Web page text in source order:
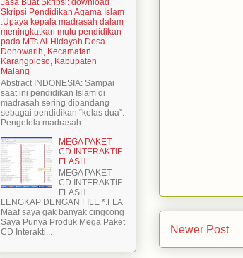
Newer Post
Jasa Buat Skripsi: download
Skripsi Pendidikan Agama Islam
:Upaya kepala madrasah dalam
meningkatkan mutu pendidikan
pada MTs Al-Hidayah Desa
Donowarih, Kecamatan
Karangploso, Kabupaten
Malang
Abstract INDONESIA: Sampai
saat ini pendidikan Islam di
madrasah sering dipandang
sebagai pendidikan “kelas dua”.
Pengelola madrasah ...
MEGA PAKET
CD INTERAKTIF
FLASH
MEGA PAKET
CD INTERAKTIF
FLASH
LENGKAP DENGAN FILE *.FLA
Maaf saya gak banyak cingcong
Saya Punya Produk Mega Paket
CD Interakti...